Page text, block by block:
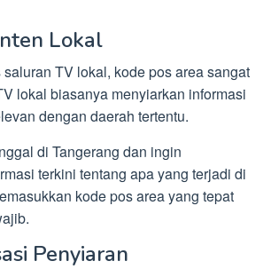
Lokal
TV lokal, kode pos area sangat
lokal biasanya menyiarkan informasi
dengan daerah tertentu.
di Tangerang dan ingin
terkini tentang apa yang terjadi di
kode pos area yang tepat
Penyiaran